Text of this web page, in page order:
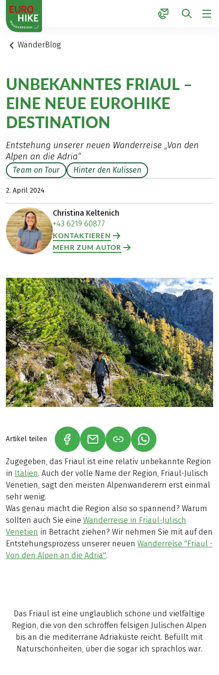
1
WanderBlog
UNBEKANNTES FRIAUL –
EINE NEUE EUROHIKE
DESTINATION
Entstehung unserer neuen Wanderreise „Von den
Alpen an die Adria“
Team on Tour Hinter den Kulissen
2. April 2024
Christina Keltenich
+43 6219 60877
KONTAKTIEREN
MEHR ZUM AUTOR
Artikel teilen (LINK ÖFFNET IN NEUEM TAB)
(LINK ÖFFNET IN NEUEM TAB)
(LINK ÖFFNET IN
Zugegeben, das Friaul ist eine relativ unbekannte Region
in Italien. Auch der volle Name der Region, Friaul-Julisch
Venetien, sagt den meisten Alpenwanderern erst einmal
sehr wenig.
Was genau macht die Region also so spannend? Warum
sollten auch Sie eine Wanderreise in Friaul-Julisch
Venetien in Betracht ziehen? Wir nehmen Sie mit auf den
Entstehungsprozess unserer neuen Wanderreise "Friaul -
Von den Alpen an die Adria".
Das Friaul ist eine unglaublich schöne und vielfältige
Region, die von den schroffen felsigen Julischen Alpen
bis an die mediterrane Adriaküste reicht. Befüllt mit
Naturschönheiten, über die sogar ich sprachlos war.